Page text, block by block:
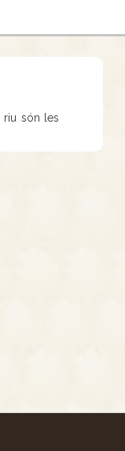
riu són les